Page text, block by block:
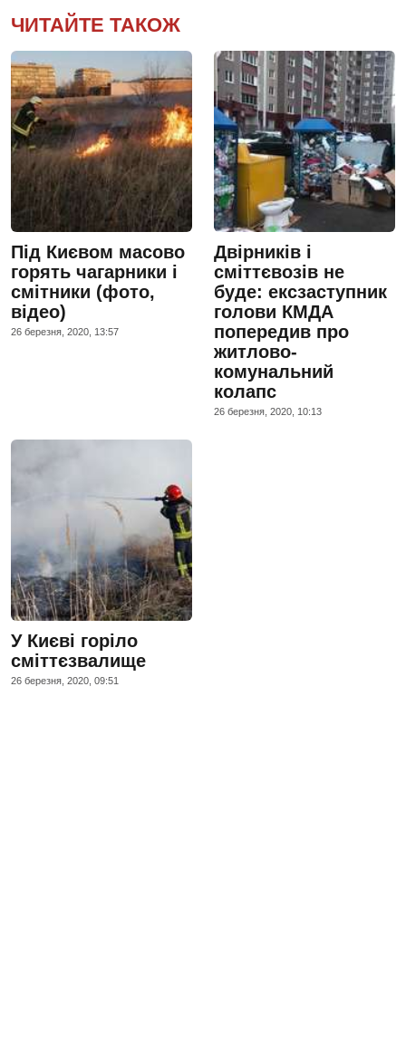
ЧИТАЙТЕ ТАКОЖ
Під Києвом масово
горять чагарники і
смітники (фото,
відео)
26 березня, 2020, 13:57
Двірників і
сміттєвозів не
буде: ексзаступник
голови КМДА
попередив про
житлово-
комунальний
колапс
26 березня, 2020, 10:13
У Києві горіло
сміттєзвалище
26 березня, 2020, 09:51